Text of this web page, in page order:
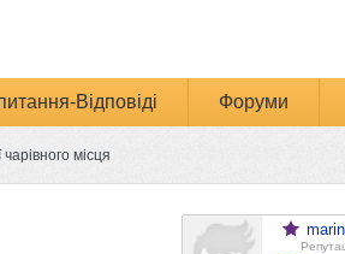
Відповіді Форуми
місця